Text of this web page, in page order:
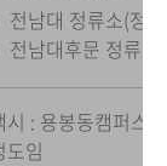
전남대 정류소(정
전남대후문 정류
시 : 용봉동캠퍼스
도임